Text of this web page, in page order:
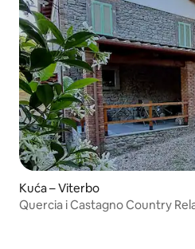
Kuća – Viterbo
Quercia i Castagno Country